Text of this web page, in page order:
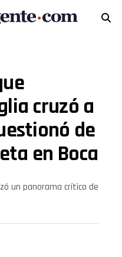
cruzó a
de
en Boca
un panorama crítico de